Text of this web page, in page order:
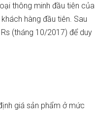
thông minh đầu tiên của
hàng đầu tiên. Sau
(tháng 10/2017) để duy
giá sản phẩm ở mức